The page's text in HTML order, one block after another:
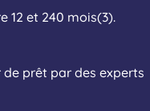
12 et 240 mois(3).
prêt par des experts